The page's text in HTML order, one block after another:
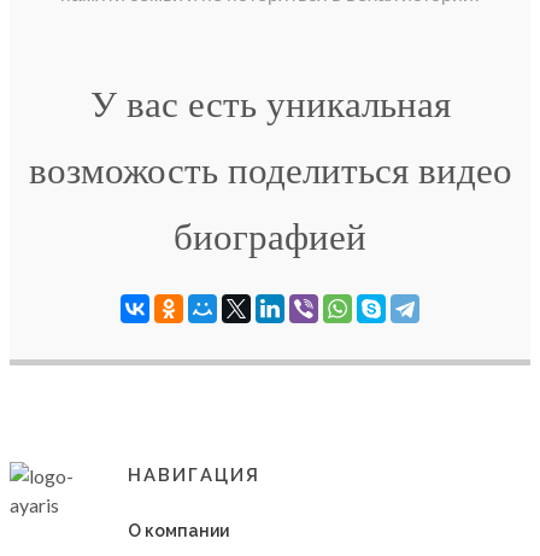
У вас есть уникальная
возможость поделиться видео
биографией
НАВИГАЦИЯ
О компании